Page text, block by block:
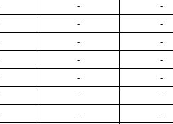
-
-
-
-
-
-
-
-
-
-
-
-
- -